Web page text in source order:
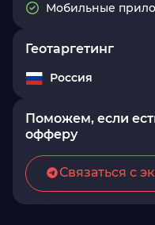
Мобильные
Геотаргетинг
Россия
Поможем, если
офферу
Связаться с